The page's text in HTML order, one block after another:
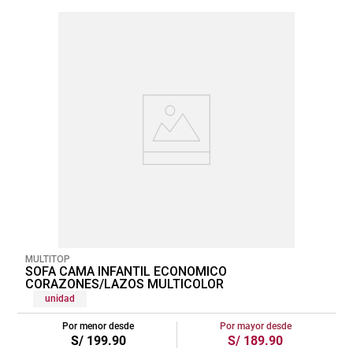
MULTITOP
SOFA CAMA INFANTIL ECONOMICO
CORAZONES/LAZOS MULTICOLOR
unidad
Por menor desde
S/ 199.90
Por mayor desde
S/ 189.90